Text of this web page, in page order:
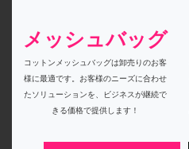
メッシュバッグ
コットンメッシュバッグは卸売りのお客
様に最適です。お客様のニーズに合わせ
たソリューションを、ビジネスが継続で
きる価格で提供します！